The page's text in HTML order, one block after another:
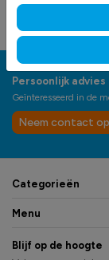
Persoonlijk advies
Geïnteresseerd in de
Neem contact op
Categorieën
Menu
Blijf op de hoogte